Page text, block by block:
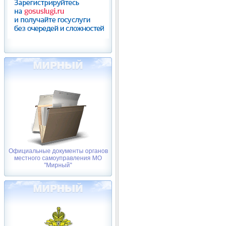
Официальные документы органов
местного самоуправления МО
"Мирный"